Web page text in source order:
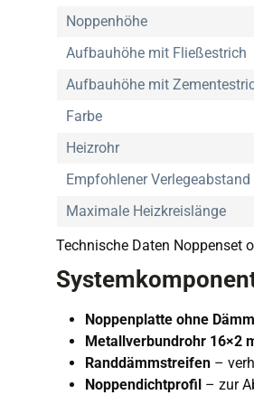
Technische Daten Noppenset
Noppenhöhe
Aufbauhöhe mit Fließestrich
Aufbauhöhe mit
Farbe
Heizrohr
Empfohlener Verlegeabstand
Maximale Heizkreislänge
Noppenplatte ohne
Metallverbundrohr 16×2
Randdämmstreifen –
Noppendichtprofil – zur